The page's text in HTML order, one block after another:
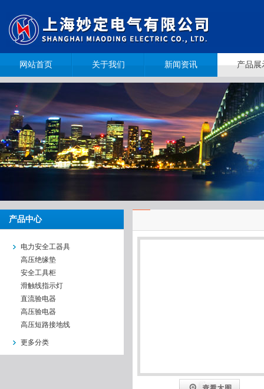
网站首页 关于我们 新闻资讯 产品展
产品中心
电力安全工器具
高压绝缘垫
安全工具柜
滑触线指示灯
直流验电器
高压验电器
高压短路接地线
更多分类